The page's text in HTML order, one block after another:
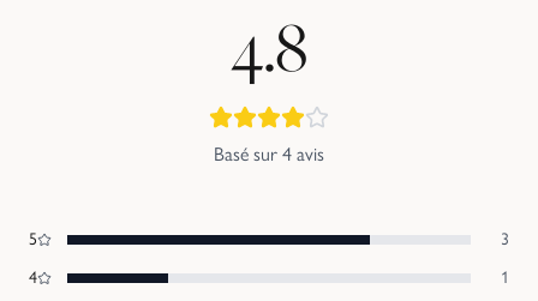
4.8
Basé sur 4 avis
5
3
4
1